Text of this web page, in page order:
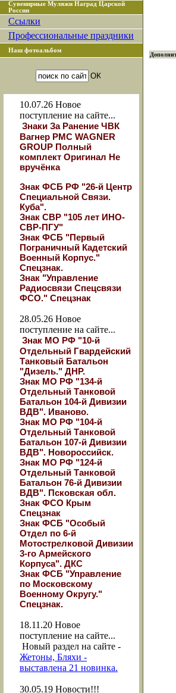
Сувенирные Муляжи Наград Царской
России
Ссылки
Профессиональные праздники
Наш фотоальбом
10.07.26 Новое
поступление на сайте...
Знаки За Ранение ЧВК
Вагнер РМС WAGNER
GROUP Полный
комплект Оригинал Не
вручёнка
Знак ФСБ РФ "26-й Центр
Специальной Связи.
Куба".
Знак СВР "105 лет ИНО-
СВР-ПГУ"
Знак ФСБ "Первый
Пограничный Кадетский
Военный Корпус."
Спецзнак.
Знак "Управление
Радиосвязи Спецсвязи
ФСО." Спецзнак
28.05.26 Новое
поступление на сайте...
Знак МО РФ "10-й
Отдельный Гвардейский
Танковый Батальон
"Дизель." ДНР.
Знак МО РФ "134-й
Отдельный Танковой
Батальон 104-й Дивизии
ВДВ". Иваново.
Знак МО РФ "104-й
Отдельный Танковой
Батальон 107-й Дивизии
ВДВ". Новороссийск.
Знак МО РФ "124-й
Отдельный Танковой
Батальон 76-й Дивизии
ВДВ". Псковская обл.
Знак ФСО Крым
Спецзнак
Знак ФСБ "Особый
Отдел по 6-й
Мотострелковой Дивизии
3-го Армейского
Корпуса". ДКС
Знак ФСБ "Управление
по Московскому
Военному Округу."
Спецзнак.
18.11.20 Новое
поступление на сайте...
Новый раздел на сайте -
Жетоны, Бляхи -
выставлена 21 новинка.
30.05.19 Новости!!!